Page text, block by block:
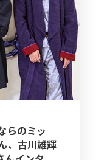
らのミッ
、古川雄輝